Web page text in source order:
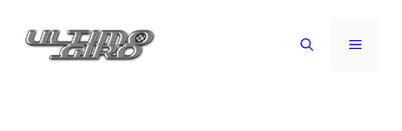
MENU